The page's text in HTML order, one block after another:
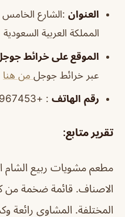
العنوان
المملكة العربية السعودية
الموقع على خرائط
عبر خرائط جوجل من هنا
رقم الهاتف : +966138967453
تقرير متابع:
مطعم مشويات ربيع الشام
الاصناف. قائمة ضخمة من
المختلفة. المشاوي رائعة